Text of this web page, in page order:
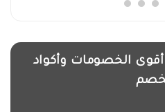
الخصومات وأكواد